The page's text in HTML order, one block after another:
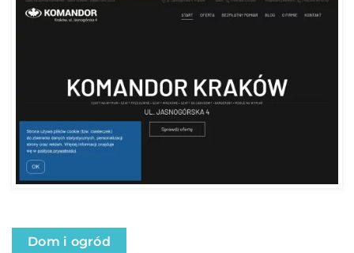
Dom i ogród